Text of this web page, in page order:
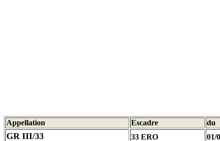
Appellation Escadre du
GR III/33 33 ERO 01/